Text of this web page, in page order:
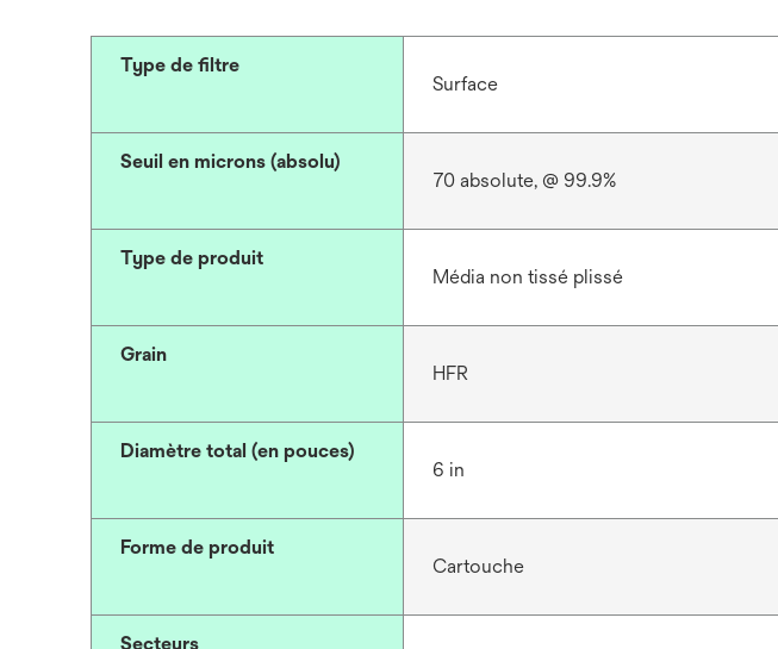
Type de filtre
Surface
Seuil en microns (absolu)
70 absolute, @ 99.9%
Type de produit
Média non tissé plissé
Grain
HFR
Diamètre total (en pouces)
6 in
Forme de produit
Cartouche
Secteurs